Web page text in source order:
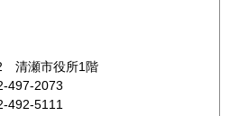
清瀬市役所1階
497-2073
492-5111